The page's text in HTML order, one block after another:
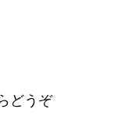
どうぞ